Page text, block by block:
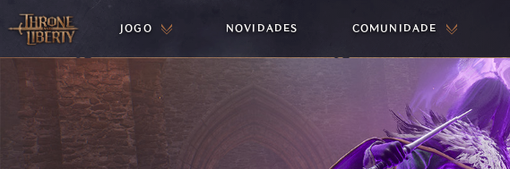
JOGO NOVIDADES COMUNIDADE